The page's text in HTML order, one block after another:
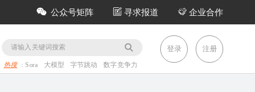
公众号矩阵 寻求报道 企业合作
热搜 :Sora 大模型 字节跳动 数字竞争力
登录 注册